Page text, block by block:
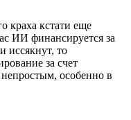
краха кстати еще
ИИ финансируется за
иссякнут, то
за счет
особенно в